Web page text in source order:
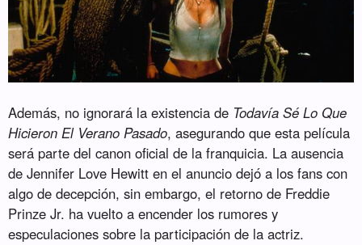
Además, no ignorará la existencia de Todavía Sé Lo Que
Hicieron El Verano Pasado, asegurando que esta película
será parte del canon oficial de la franquicia. La ausencia
de Jennifer Love Hewitt en el anuncio dejó a los fans con
algo de decepción, sin embargo, el retorno de Freddie
Prinze Jr. ha vuelto a encender los rumores y
especulaciones sobre la participación de la actriz.